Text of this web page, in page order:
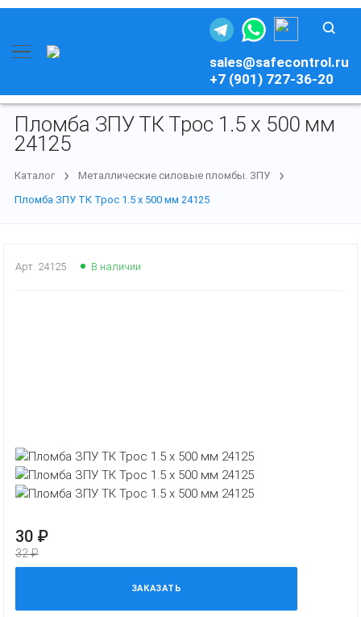
sales@safecontrol.ru
+7 (901) 727-36-20
Пломба ЗПУ ТК Трос 1.5 х 500 мм
24125
Каталог
Металлические силовые пломбы. ЗПУ
Пломба ЗПУ ТК Трос 1.5 х 500 мм 24125
Арт. 24125 В наличии
30 ₽
32 ₽
ЗАКАЗАТЬ